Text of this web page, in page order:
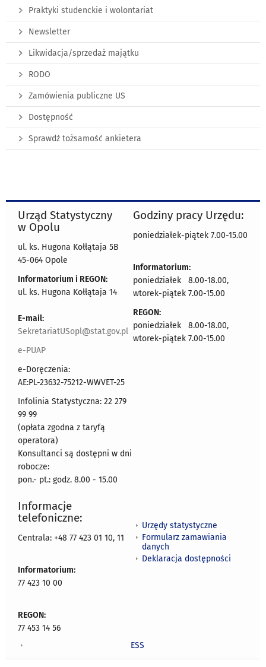
Praktyki studenckie i wolontariat
Newsletter
Likwidacja/sprzedaż majątku
RODO
Zamówienia publiczne US
Dostępność
Sprawdź tożsamość ankietera
Urząd Statystyczny
w Opolu
ul. ks. Hugona Kołłątaja 5B
45-064 Opole
Informatorium i REGON:
ul. ks. Hugona Kołłątaja 14
E-mail:
SekretariatUSopl@stat.gov.pl
e-PUAP
e-Doręczenia:
AE:PL-23632-75212-WWVET-25
Infolinia Statystyczna: 22 279
99 99
(opłata zgodna z taryfą
operatora)
Konsultanci są dostępni w dni
robocze:
pon.- pt.: godz. 8.00 - 15.00
Godziny pracy Urzędu:
poniedziałek-piątek 7.00-15.00
Informatorium:
poniedziałek 8.00-18.00,
wtorek-piątek 7.00-15.00
REGON:
poniedziałek 8.00-18.00,
wtorek-piątek 7.00-15.00
Informacje
telefoniczne:
Centrala: +48 77 423 01 10, 11
Informatorium:
77 423 10 00
REGON:
77 453 14 56
Urzędy statystyczne
Formularz zamawiania
danych
Deklaracja dostępności
ESS